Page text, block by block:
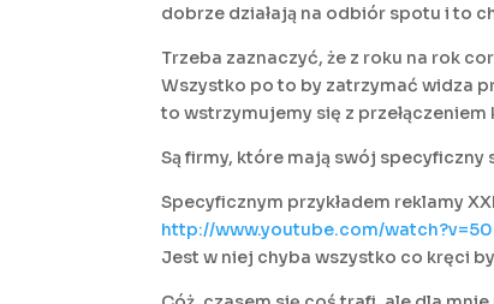
dobrze działają na odbiór spotu i to
Trzeba zaznaczyć, że z roku na rok
Wszystko po to by zatrzymać widza
to wstrzymujemy się z przełączeniem
Są firmy, które mają swój specyficzny
Specyficznym przykładem reklamy
http://www.youtube.com/
Jest w niej chyba wszystko co kręci